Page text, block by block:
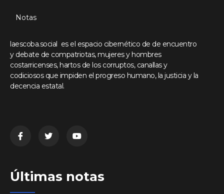
Notas
laescoba.social es el espacio cibernético de de encuentro
y debate de compatriotas, mujeres y hombres
costarricenses, hartos de los corruptos, canallas y
codiciosos que impiden el progreso humano, la justicia y la
decencia estatal.
Últimas notas